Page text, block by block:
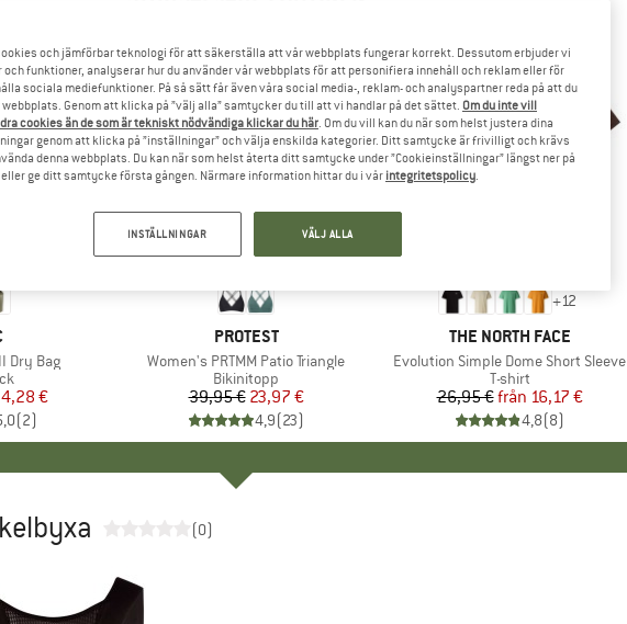
Dry Bag
pris
4,28 €
(2)
VARUMÄRKE
PROTEST
Produkter
Women's PRTMM Patio Triangle
Produktgrupp
Bikinitopp
Pris
39,95 €Reducerat pris
23,97 €
4,9(23)
40%
+12
VARUMÄRKE
THE NORTH FACE
Produkter
Evolution Simple Dome Short Sleeve
Produktgrupp
T-shirt
Pris
26,95 € Reducerat pris
från 16,17 €
4,8(8)
(0)
och jämförbar teknologi för att säkerställa att vår webbplats fungerar korrekt. Dessutom erbjuder vi
funktioner, analyserar hur du använder vår webbplats för att personifiera innehåll och reklam eller för
sociala mediefunktioner. På så sätt får även våra social media-, reklam- och analyspartner reda på att du
Genom att klicka på ”välj alla” samtycker du till att vi handlar på det sättet. Om du inte vill
cookies än de som är tekniskt nödvändiga klickar du här. Om du vill kan du när som helst justera dina
genom att klicka på ”inställningar” och välja enskilda kategorier. Ditt samtycke är frivilligt och krävs
denna webbplats. Du kan när som helst återta ditt samtycke under ”Cookieinställningar” längst ner på
ge ditt samtycke första gången. Närmare information hittar du i vår integritetspolicy.
INSTÄLLNINGAR VÄLJ ALLA